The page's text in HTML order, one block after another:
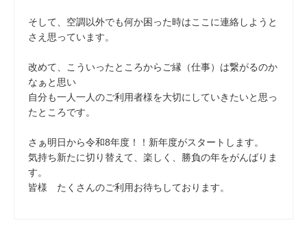
そして、空調以外でも何か困った時はここに連絡しようと
さえ思っています。
改めて、こういったところからご縁（仕事）は繋がるのか
なぁと思い
自分も一人一人のご利用者様を大切にしていきたいと思っ
たところです。
さぁ明日から令和8年度！！新年度がスタートします。
気持ち新たに切り替えて、楽しく、勝負の年をがんばりま
す。
皆様 たくさんのご利用お待ちしております。